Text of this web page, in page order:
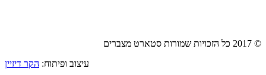
© 2017 כל הזכויות שמורות סטארט מצברים
עיצוב ופיתוח: הקר דיזיין